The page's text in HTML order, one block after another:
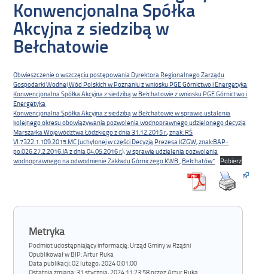
Konwencjonalna Spółka
Akcyjna z siedzibą w
Bełchatowie
Obwieszczenie o wszczęciu postępowania Dyrektora Regionalnego Zarządu
Gospodarki Wodnej Wód Polskich w Poznaniu z wniosku PGE Górnictwo i Energetyka
Konwencjonalna Spółka Akcyjna z siedzibą w Bełchatowie z wniosku PGE Górnictwo i
Energetyka
Konwencjonalna Spółka Akcyjna z siedzibą w Bełchatowie w sprawie ustalenia
kolejnego okresu obowiązywania pozwolenia wodnoprawnego udzielonego decyzją
Marszałka Województwa Łódzkiego z dnia 31.12.2015 r., znak: RŚ
VI.7322.1.109.2015.MC (uchylonej w części Decyzją Prezesa KZGW, znak:BAP-
po.026.27.2.2016.JA z dnia 04.05.2016 r.), w sprawie udzielenia pozwolenia
wodnoprawnego na odwodnienie Zakładu Górniczego KWB „Bełchatów”
Pobierz
Metryka
Podmiot udostępniający informację: Urząd Gminy w Rząśni
Opublikował w BIP:Artur Ruka
Data publikacji:02 lutego, 2024 0:01:00
Ostatnia zmiana:31 stycznia, 2024 11:23:58 przez Artur Ruka